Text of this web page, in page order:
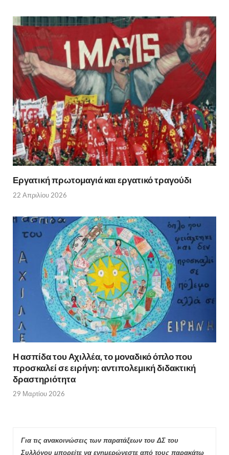
Εργατική πρωτομαγιά και εργατικό τραγούδι
22 Απριλίου 2026
Η ασπίδα του Αχιλλέα, το μοναδικό όπλο που
προσκαλεί σε ειρήνη: αντιπολεμική διδακτική
δραστηριότητα
29 Μαρτίου 2026
Για τις ανακοινώσεις των παρατάξεων του ΔΣ του
Συλλόγου μπορείτε να ενημερώνεστε από τους παρακάτω